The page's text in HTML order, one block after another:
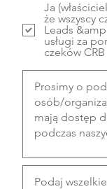
Ja
że wszyscy
Leads
usługi za
czeków CRB